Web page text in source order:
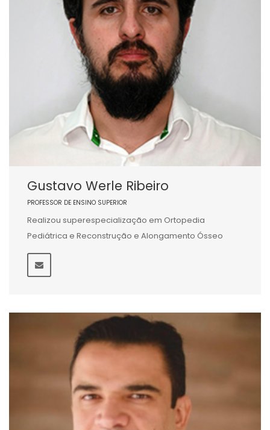
Gustavo Werle Ribeiro
PROFESSOR DE ENSINO SUPERIOR
Realizou superespecialização em Ortopedia
Pediátrica e Reconstrução e Alongamento Ósseo